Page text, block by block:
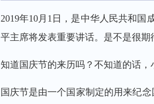
2019年10月1日，是中华人民共和国
平主席将发表重要讲话。是不是很
知道国庆节的来历吗？不知道的话，
国庆节是由一个国家制定的用来纪